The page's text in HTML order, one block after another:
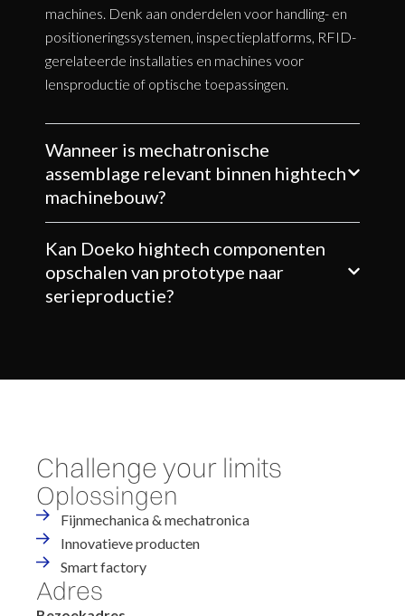
machines. Denk aan onderdelen voor handling- en
positioneringssystemen, inspectieplatforms, RFID-
gerelateerde installaties en machines voor
lensproductie of optische toepassingen.
Wanneer is mechatronische
assemblage relevant binnen hightech
machinebouw?
Kan Doeko hightech componenten
opschalen van prototype naar
serieproductie?
Challenge your limits
Oplossingen
Fijnmechanica & mechatronica
Innovatieve producten
Smart factory
Adres